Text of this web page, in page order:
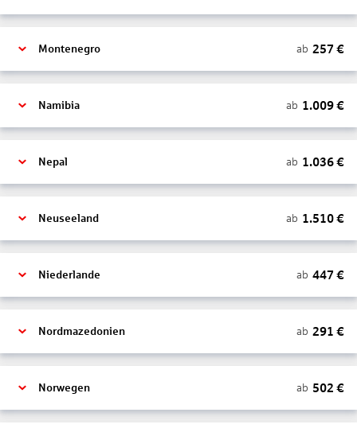
Montenegro ab 257 €
Namibia ab 1.009€
Nepal ab 1.036€
Neuseeland ab 1.510€
Niederlande ab 447 €
Nordmazedonien ab 291 €
Norwegen ab 502 €